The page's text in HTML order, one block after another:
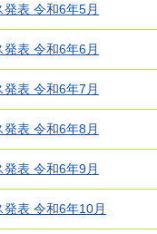
表 令和6年5月
表 令和6年6月
表 令和6年7月
表 令和6年8月
表 令和6年9月
表 令和6年10月